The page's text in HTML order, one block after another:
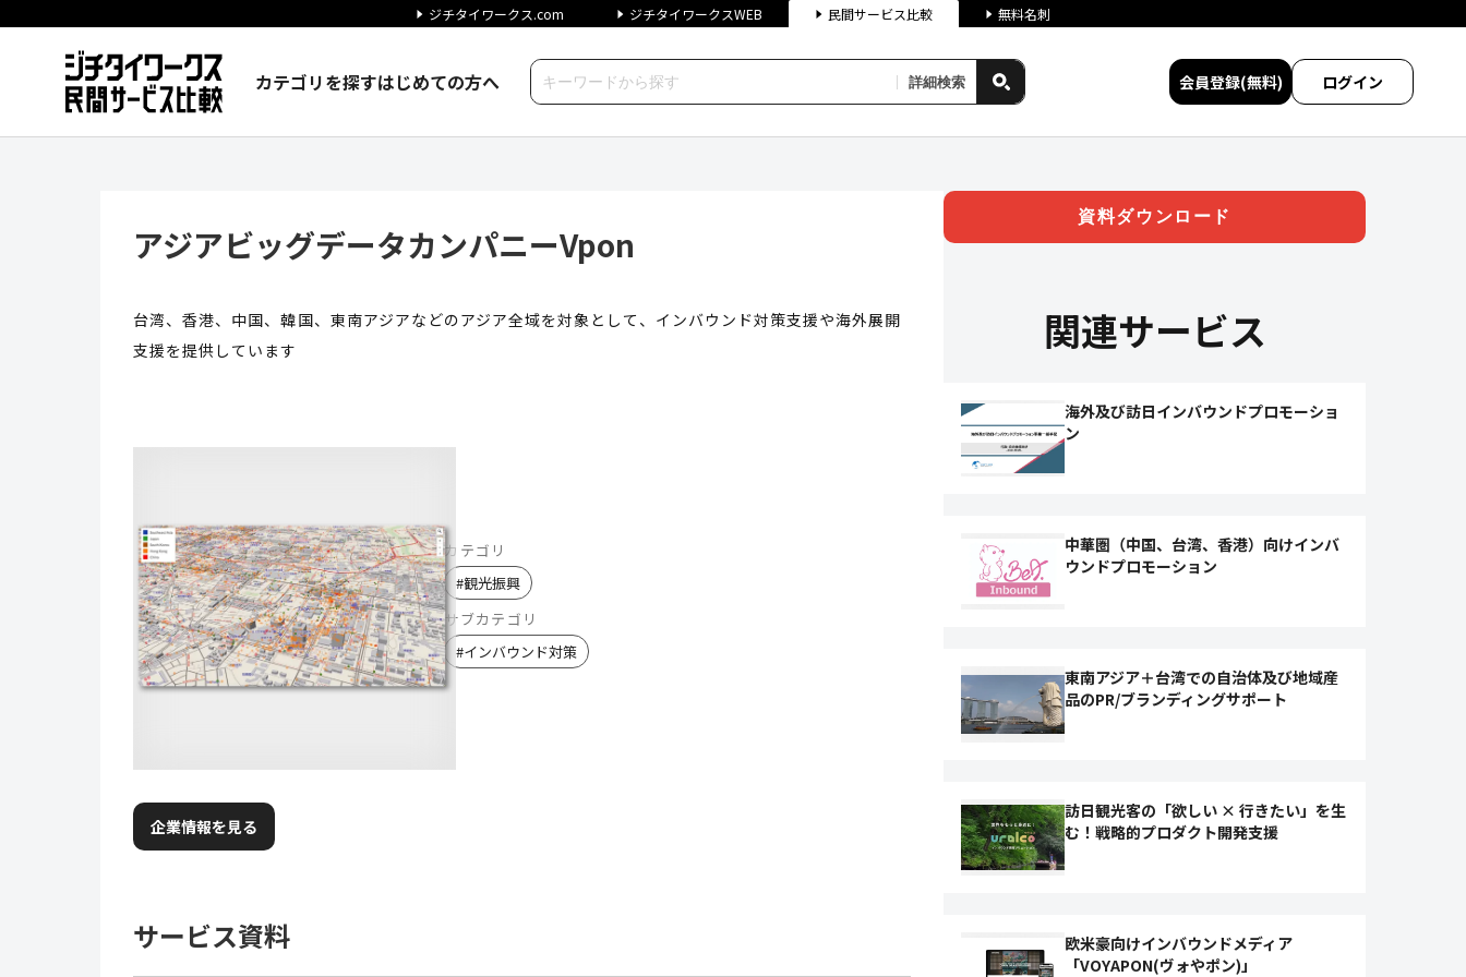
ジチタイワークス.com ジチタイワークスWEB 民間サービス比較 無料名刺
カテゴリを探すはじめての方へ 詳細検索 会員登録(無料) ログイン
アジアビッグデータカンパニーVpon
台湾、香港、中国、韓国、東南アジアなどのアジア全域を対象として、インバウンド対策支援や海外展開
支援を提供しています
カテゴリ
#観光振興
サブカテゴリ
#インバウンド対策
企業情報を見る
サービス資料
資料ダウンロード
関連サービス
海外及び訪日インバウンドプロモーショ
ン
中華圏（中国、台湾、香港）向けインバ
ウンドプロモーション
東南アジア＋台湾での自治体及び地域産
品のPR/ブランディングサポート
訪日観光客の「欲しい × 行きたい」を生
む！戦略的プロダクト開発支援
欧米豪向けインバウンドメディア
「VOYAPON(ヴォやポン)」